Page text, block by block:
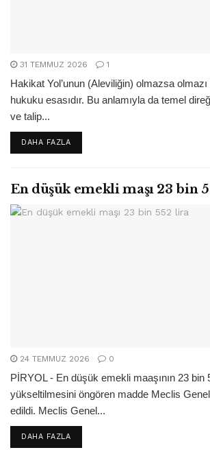
31 TEMMUZ 2026 1
Hakikat Yol’unun (Aleviliğin) olmazsa
hukuku esasıdır. Bu anlamıyla da temel
ve talip...
DAHA FAZLADETAILS
En düşük emekli maşı 23 bin
24 TEMMUZ 2026 0
PİRYOL - En düşük emekli maaşının 23 bin
yükseltilmesini öngören madde Meclis
edildi. Meclis Genel...
DAHA FAZLADETAILS